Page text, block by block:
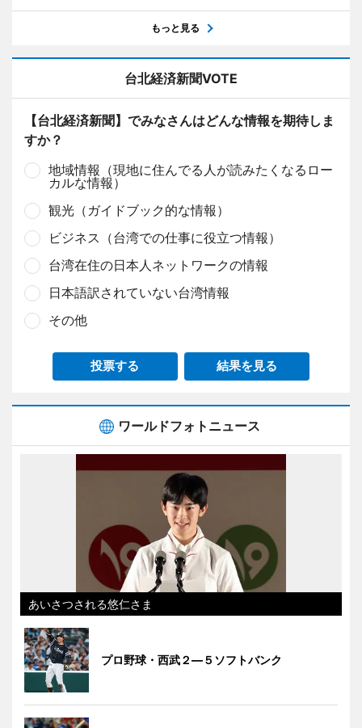
もっと見る
台北経済新聞VOTE
【台北経済新聞】でみなさんはどんな情報を期待しま
すか？
地域情報（現地に住んでる人が読みたくなるロー
カルな情報）
観光（ガイドブック的な情報）
ビジネス（台湾での仕事に役立つ情報）
台湾在住の日本人ネットワークの情報
日本語訳されていない台湾情報
その他
投票する 結果を見る
ワールドフォトニュース
あいさつされる悠仁さま
プロ野球・西武２―５ソフトバンク